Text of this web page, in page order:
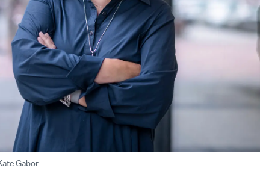
Gabor